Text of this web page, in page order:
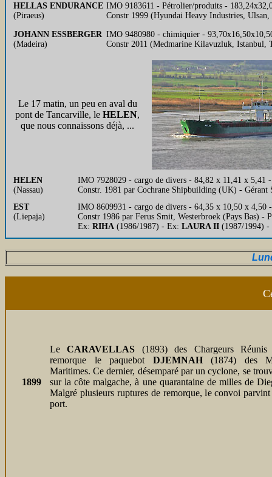
HELLAS ENDURANCE
(Piraeus)
IMO 9183611 - Pétrolier/produits -
Constr 1999 (Hyundai Heavy Industries,
JOHANN ESSBERGER
(Madeira)
IMO 9480980 - chimiquier -
Constr 2011 (Medmarine Kilavuzluk,
Le 17 matin, un peu en aval du
pont de Tancarville, le HELEN,
que nous connaissons déjà, ...
HELEN
(Nassau)
IMO 7928029 - cargo de divers - 84,82 x 11,41 x
Constr. 1981 par Cochrane Shipbuilding (UK) -
EST
(Liepaja)
IMO 8609931 - cargo de divers - 64,35 x 10,50 x
Constr 1986 par Ferus Smit, Westerbroek (Pays Bas)
Ex: RIHA (1986/1987) - Ex: LAURA II (1987/1994)
1899
Le CARAVELLAS (1893) des Chargeurs
remorque le paquebot DJEMNAH(1874) des
Maritimes. Ce dernier, désemparé par un cyclone, se
sur la côte malgache, à une quarantaine de milles de
Malgré plusieurs ruptures de remorque, le convoi
port.